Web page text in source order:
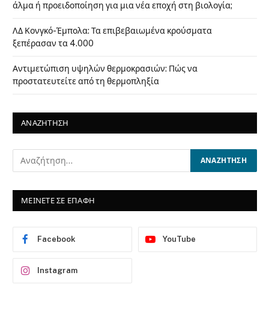
άλμα ή προειδοποίηση για μια νέα εποχή στη βιολογία;
ΛΔ Κονγκό-Έμπολα: Τα επιβεβαιωμένα κρούσματα
ξεπέρασαν τα 4.000
Αντιμετώπιση υψηλών θερμοκρασιών: Πώς να
προστατευτείτε από τη θερμοπληξία
ΑΝΑΖΗΤΗΣΗ
ΜΕΙΝΕΤΕ ΣΕ ΕΠΑΦΗ
Facebook YouTube
Instagram